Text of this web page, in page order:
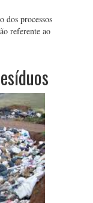
dos processos
referente ao